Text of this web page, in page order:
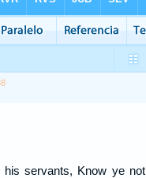
servants, Know ye not